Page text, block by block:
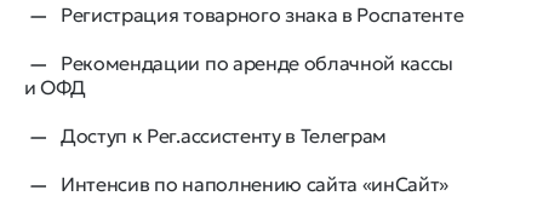
Регистрация товарного знака в Роспатенте
Рекомендации по аренде облачной кассы
и ОФД
Доступ к Рег.ассистенту в Телеграм
Интенсив по наполнению сайта «инСайт»